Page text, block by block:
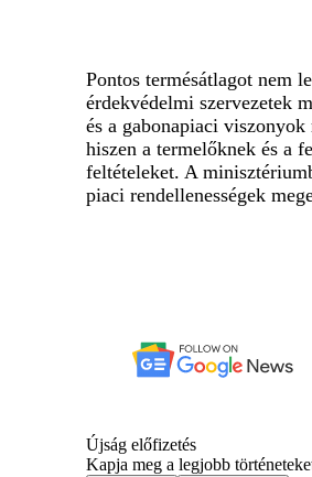
Pontos termésátlagot nem
érdekvédelmi szervezetek
és a gabonapiaci
hiszen a termelőknek és a
feltételeket. A
piaci rendellenességek
Újság előfizetés
Kapja meg a legjobb